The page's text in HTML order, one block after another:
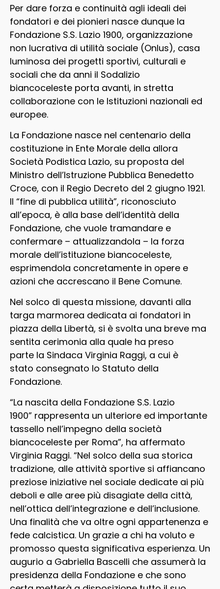
Per dare forza e continuità agli ideali dei
fondatori e dei pionieri nasce dunque la
Fondazione S.S. Lazio 1900, organizzazione
non lucrativa di utilità sociale (Onlus), casa
luminosa dei progetti sportivi, culturali e
sociali che da anni il Sodalizio
biancoceleste porta avanti, in stretta
collaborazione con le Istituzioni nazionali ed
europee.
La Fondazione nasce nel centenario della
costituzione in Ente Morale della allora
Società Podistica Lazio, su proposta del
Ministro dell’Istruzione Pubblica Benedetto
Croce, con il Regio Decreto del 2 giugno 1921.
Il “fine di pubblica utilità”, riconosciuto
all’epoca, è alla base dell’identità della
Fondazione, che vuole tramandare e
confermare – attualizzandola – la forza
morale dell’istituzione biancoceleste,
esprimendola concretamente in opere e
azioni che accrescano il Bene Comune.
Nel solco di questa missione, davanti alla
targa marmorea dedicata ai fondatori in
piazza della Libertà, si è svolta una breve ma
sentita cerimonia alla quale ha preso
parte la Sindaca Virginia Raggi, a cui è
stato consegnato lo Statuto della
Fondazione.
“La nascita della Fondazione S.S. Lazio
1900” rappresenta un ulteriore ed importante
tassello nell’impegno della società
biancoceleste per Roma”, ha affermato
Virginia Raggi. “Nel solco della sua storica
tradizione, alle attività sportive si affiancano
preziose iniziative nel sociale dedicate ai più
deboli e alle aree più disagiate della città,
nell’ottica dell’integrazione e dell’inclusione.
Una finalità che va oltre ogni appartenenza e
fede calcistica. Un grazie a chi ha voluto e
promosso questa significativa esperienza. Un
augurio a Gabriella Bascelli che assumerà la
presidenza della Fondazione e che sono